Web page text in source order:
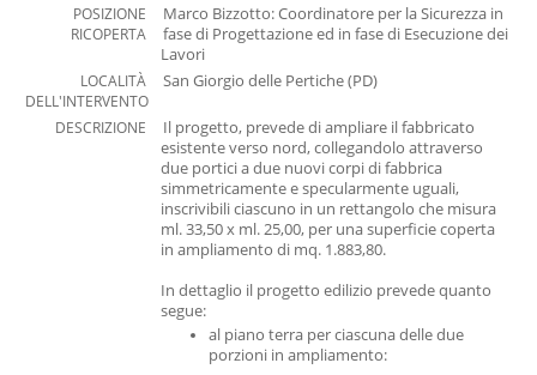
Mostra versione desktop
POSIZIONE
RICOPERTA
Marco Bizzotto: Coordinatore per la Sicurezza in
fase di Progettazione ed in fase di Esecuzione dei
Lavori
LOCALITÀ
DELL'INTERVENTO
San Giorgio delle Pertiche (PD)
DESCRIZIONE
Il progetto, prevede di ampliare il fabbricato
esistente verso nord, collegandolo attraverso
due portici a due nuovi corpi di fabbrica
simmetricamente e specularmente uguali,
inscrivibili ciascuno in un rettangolo che misura
ml. 33,50 x ml. 25,00, per una superficie coperta
in ampliamento di mq. 1.883,80.
In dettaglio il progetto edilizio prevede quanto
segue:
al piano terra per ciascuna delle due
porzioni in ampliamento: